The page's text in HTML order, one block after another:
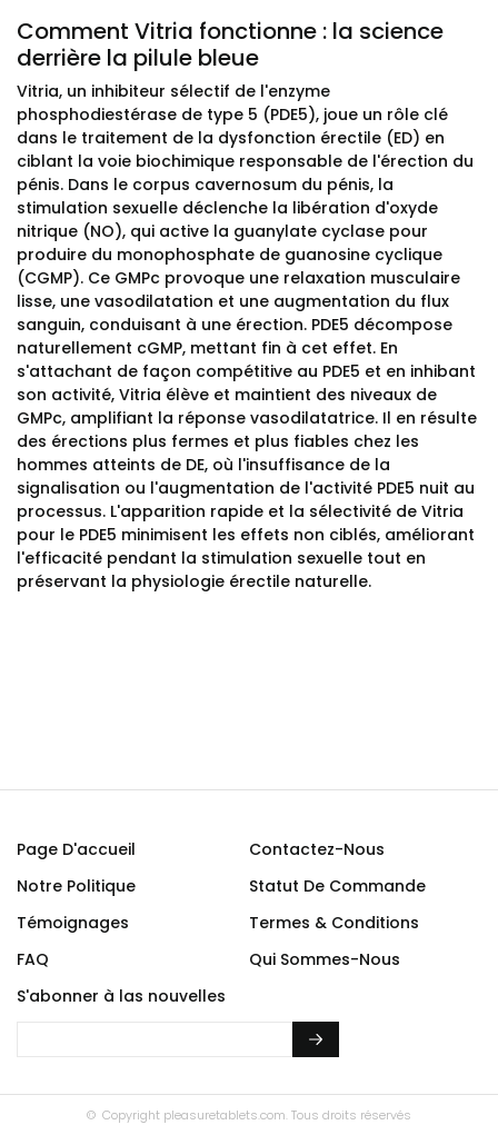
Comment Vitria fonctionne : la science
derrière la pilule bleue
Vitria, un inhibiteur sélectif de l'enzyme
phosphodiestérase de type 5 (PDE5), joue un rôle clé
dans le traitement de la dysfonction érectile (ED) en
ciblant la voie biochimique responsable de l'érection du
pénis. Dans le corpus cavernosum du pénis, la
stimulation sexuelle déclenche la libération d'oxyde
nitrique (NO), qui active la guanylate cyclase pour
produire du monophosphate de guanosine cyclique
(CGMP). Ce GMPc provoque une relaxation musculaire
lisse, une vasodilatation et une augmentation du flux
sanguin, conduisant à une érection. PDE5 décompose
naturellement cGMP, mettant fin à cet effet. En
s'attachant de façon compétitive au PDE5 et en inhibant
son activité, Vitria élève et maintient des niveaux de
GMPc, amplifiant la réponse vasodilatatrice. Il en résulte
des érections plus fermes et plus fiables chez les
hommes atteints de DE, où l'insuffisance de la
signalisation ou l'augmentation de l'activité PDE5 nuit au
processus. L'apparition rapide et la sélectivité de Vitria
pour le PDE5 minimisent les effets non ciblés, améliorant
l'efficacité pendant la stimulation sexuelle tout en
préservant la physiologie érectile naturelle.
Page D'accueil
Contactez-Nous
Notre Politique
Statut De Commande
Témoignages
Termes & Conditions
FAQ
Qui Sommes-Nous
S'abonner à las nouvelles
© Copyright pleasuretablets.com. Tous droits réservés